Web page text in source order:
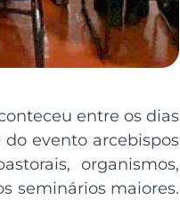
entre os dias
evento arcebispos
organismos,
seminários maiores.